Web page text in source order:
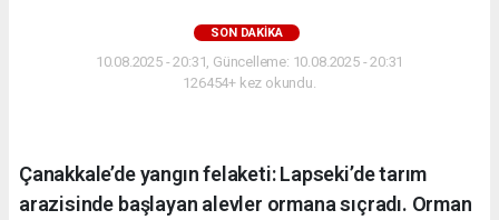
SON DAKIKA
10.08.2025 - 20:31, Güncelleme: 10.08.2025 - 20:31
126454+ kez okundu.
Çanakkale’de yangın felaketi: Lapseki’de tarım
arazisinde başlayan alevler ormana sıçradı. Orman